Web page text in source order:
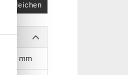
x 305 mm